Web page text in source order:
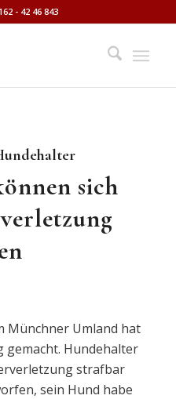
- 42 46 843
sich
Münchner Umland hat
gemacht. Hundehalter
strafbar
sein Hund habe